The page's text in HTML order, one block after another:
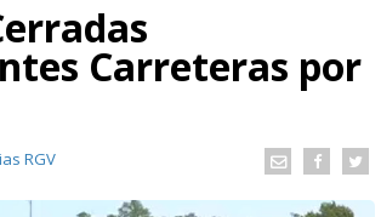
Carreteras por
RGV